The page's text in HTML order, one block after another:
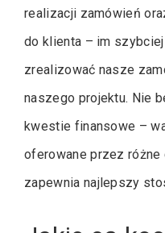
realizacji zamówień
do klienta – im szybciej
zrealizować nasze
naszego projektu. Nie
kwestie finansowe –
oferowane przez różne
zapewnia najlepszy